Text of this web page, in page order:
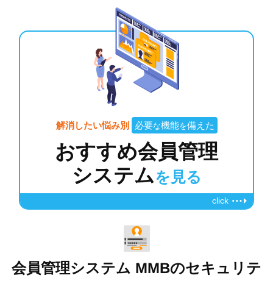
解消したい悩み別 必要な機能を備えた
おすすめ会員管理
システムを見る
click
会員管理システム MMBのセキュリテ